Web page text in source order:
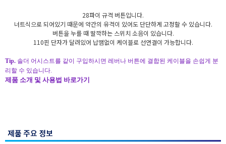
28파이 규격 버튼입니다.
너트식으로 되어있기 때문에 약간의 유격이 있어도 단단하게 고정할 수 있습니다.
버튼을 누를 때 딸깍하는 스위치 소음이 있습니다.
110핀 단자가 달려있어 납땜없이 케이블로 선연결이 가능합니다.
Tip. 솔더 어시스트를 같이 구입하시면 레버나 버튼에 결합된 케이블을 손쉽게 분
리할 수 있습니다.
제품 소개 및 사용법 바로가기